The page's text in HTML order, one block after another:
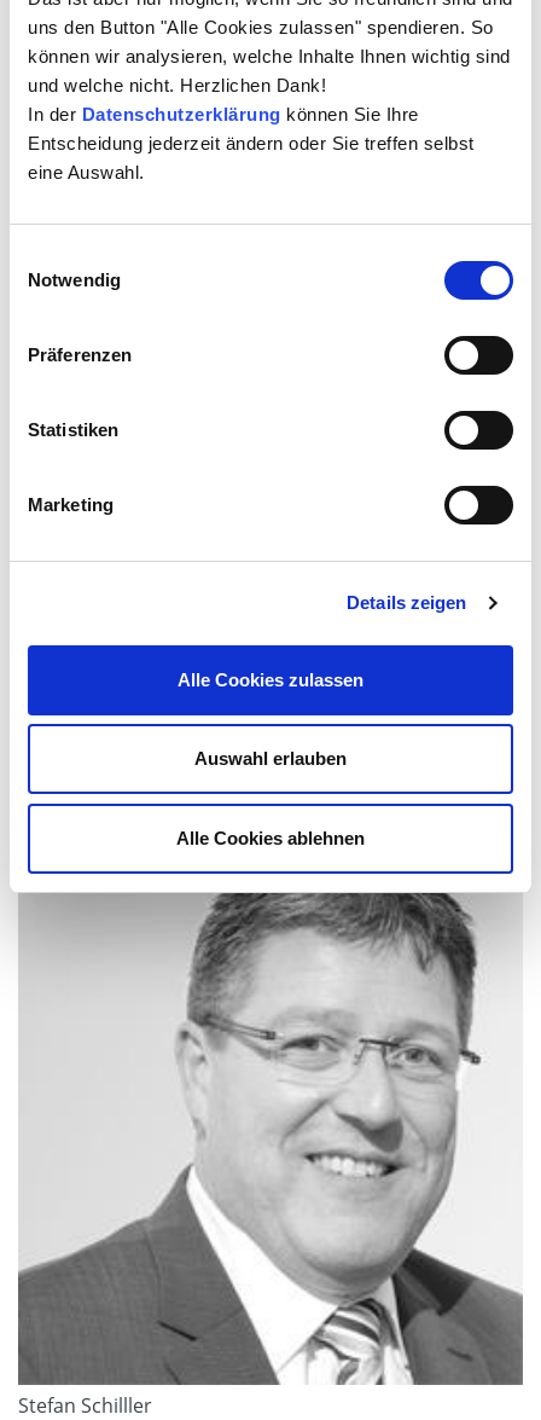
uns den Button "Alle Cookies zulassen" spendieren. So
können wir analysieren, welche Inhalte Ihnen wichtig sind
und welche nicht. Herzlichen Dank!
In der Datenschutzerklärung können Sie Ihre
Entscheidung jederzeit ändern oder Sie treffen selbst
eine Auswahl.
Notwendig
Präferenzen
Statistiken
Marketing
Details zeigen
Alle Cookies zulassen
Auswahl erlauben
Alle Cookies ablehnen
Stefan Schilller